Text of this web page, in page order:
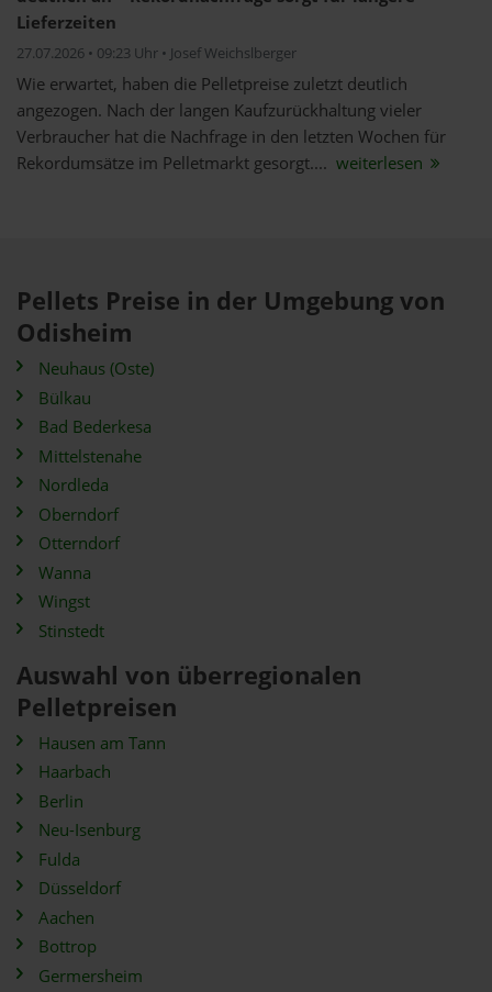
Lieferzeiten
27.07.2026 • 09:23 Uhr • Josef Weichslberger
Wie erwartet, haben die Pelletpreise zuletzt deutlich
angezogen. Nach der langen Kaufzurückhaltung vieler
Verbraucher hat die Nachfrage in den letzten Wochen für
Rekordumsätze im Pelletmarkt gesorgt.... weiterlesen
Pellets Preise in der Umgebung von
Odisheim
Neuhaus (Oste)
Bülkau
Bad Bederkesa
Mittelstenahe
Nordleda
Oberndorf
Otterndorf
Wanna
Wingst
Stinstedt
Auswahl von überregionalen
Pelletpreisen
Hausen am Tann
Haarbach
Berlin
Neu-Isenburg
Fulda
Düsseldorf
Aachen
Bottrop
Germersheim